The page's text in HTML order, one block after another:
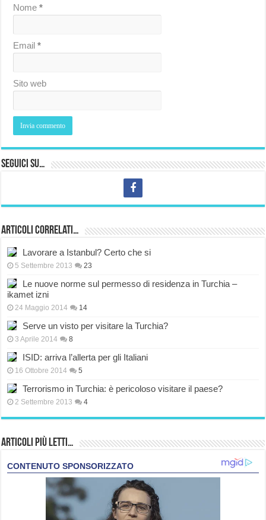
Nome*
Email*
Sito web
Seguici su…
Articoli correlati…
Lavorare a Istanbul? Certo che si
5 Settembre 2013 23
Le nuove norme sul permesso di residenza in Turchia –
ikamet izni
24 Maggio 2014 14
Serve un visto per visitare la Turchia?
3 Aprile 2014 8
ISID: arriva l’allerta per gli Italiani
16 Ottobre 2014 5
Terrorismo in Turchia: è pericoloso visitare il paese?
2 Settembre 2013 4
Articoli più Letti…